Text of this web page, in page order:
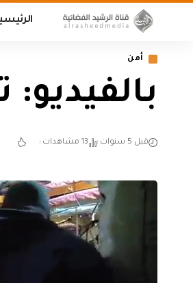
أمن
قبل 5 سنوات 13 مشاهدات